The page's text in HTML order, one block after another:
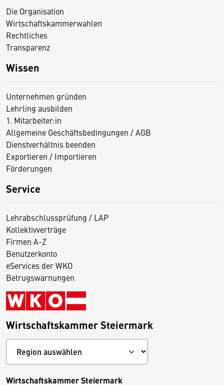
Die Organisation
Wirtschaftskammerwahlen
Rechtliches
Transparenz
Wissen
Unternehmen gründen
Lehrling ausbilden
1. Mitarbeiter:in
Allgemeine Geschäftsbedingungen / AGB
Dienstverhältnis beenden
Exportieren / Importieren
Förderungen
Service
Lehrabschlussprüfung / LAP
Kollektivverträge
Firmen A-Z
Benutzerkonto
eServices der WKO
Betrugswarnungen
Wirtschaftskammer Steiermark
Wirtschaftskammer Steiermark